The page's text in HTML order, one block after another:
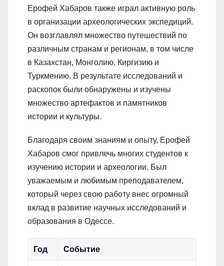
Ерофей Хабаров также играл активную роль
в организации археологических экспедиций.
Он возглавлял множество путешествий по
различным странам и регионам, в том числе
в Казахстан, Монголию, Киргизию и
Туркмению. В результате исследований и
раскопок были обнаружены и изучены
множество артефактов и памятников
истории и культуры.
Благодаря своим знаниям и опыту, Ерофей
Хабаров смог привлечь многих студентов к
изучению истории и археологии. Был
уважаемым и любимым преподавателем,
который через свою работу внес огромный
вклад в развитие научных исследований и
образования в Одессе.
Год Событие